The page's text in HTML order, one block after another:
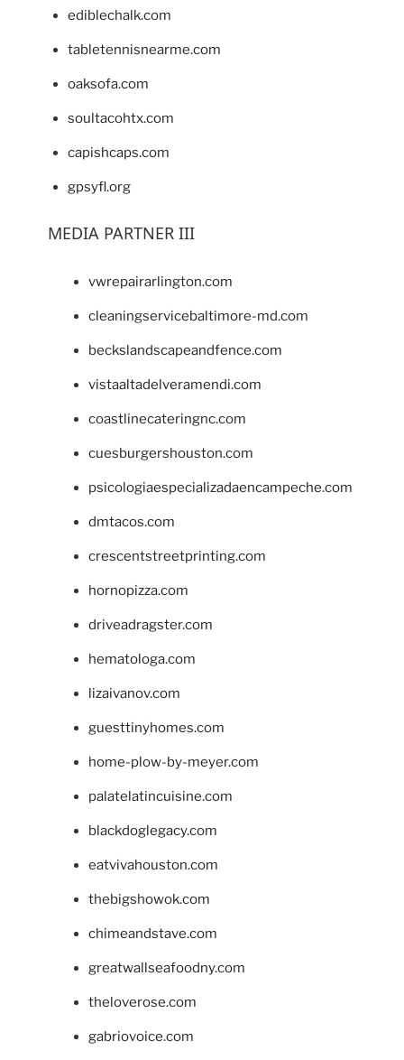
ediblechalk.com
tabletennisnearme.com
oaksofa.com
soultacohtx.com
capishcaps.com
gpsyfl.org
MEDIA PARTNER III
vwrepairarlington.com
cleaningservicebaltimore-md.com
beckslandscapeandfence.com
vistaaltadelveramendi.com
coastlinecateringnc.com
cuesburgershouston.com
psicologiaespecializadaencampeche.com
dmtacos.com
crescentstreetprinting.com
hornopizza.com
driveadragster.com
hematologa.com
lizaivanov.com
guesttinyhomes.com
home-plow-by-meyer.com
palatelatincuisine.com
blackdoglegacy.com
eatvivahouston.com
thebigshowok.com
chimeandstave.com
greatwallseafoodny.com
theloverose.com
gabriovoice.com